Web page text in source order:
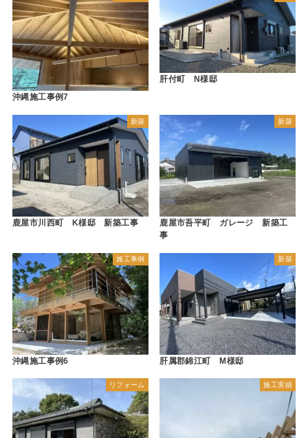
沖縄施工事例7
肝付町 N様邸
新築
鹿屋市川西町 K様邸 新築工事
新築
鹿屋市吾平町 ガレージ 新築工
事
施工事例
沖縄施工事例6
新築
肝属郡錦江町 M様邸
リフォーム 施工実績